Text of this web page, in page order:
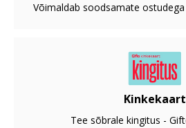
Võimaldab soodsamate
Kinkekaart
Tee sõbrale kingitus -